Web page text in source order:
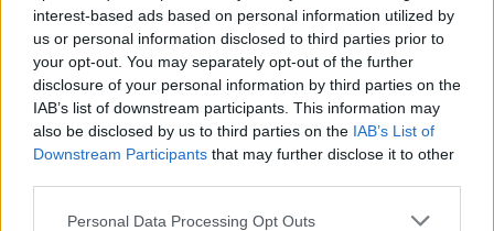
interest-based ads based on personal information utilized by
us or personal information disclosed to third parties prior to
your opt-out. You may separately opt-out of the further
disclosure of your personal information by third parties on the
IAB’s list of downstream participants. This information may
also be disclosed by us to third parties on the IAB’s List of
Downstream Participants that may further disclose it to other
Please note that this website/app uses one or more Google
Personal Data Processing Opt Outs
Σωτήρια χορηγία για τις Εθνικές ανδρών και
γυναικών
Μετά από 13 χρόνια επιστρέφει η Εθνική Τράπεζα στις
φανέλες της Εθνικής Ελλάδας, είδηση όχι απλά ευχάριστη
αλλά στην κυριολεξία "ανάσα" ενόψει των πολλαπλών
εξόδων των αντιπροσωπευτικών μας συγκροτημάτων στο
Ευρωπαϊκό πρωτάθλημα.